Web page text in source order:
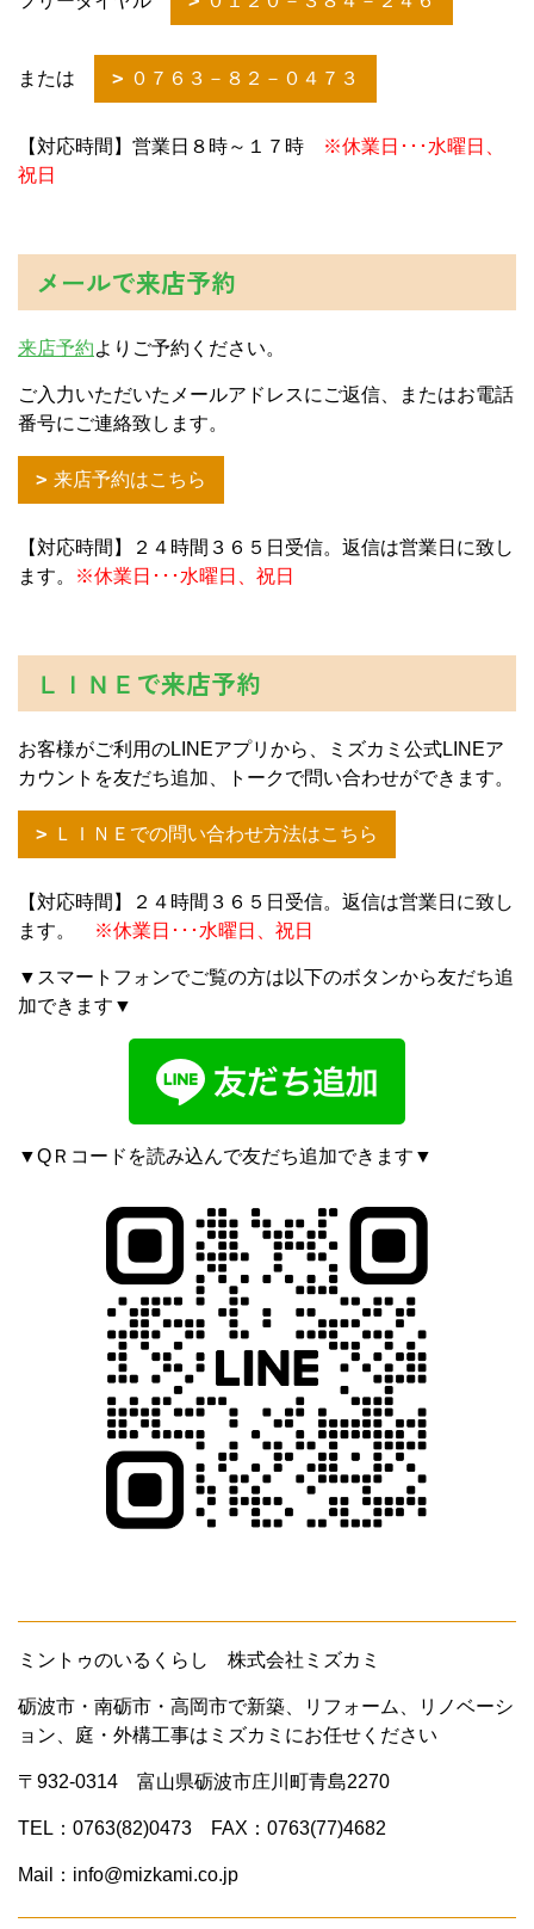
または ０７６３－８２－０４７３
【対応時間】営業日８時～１７時
※休業日･･･水曜日、
祝日
メールで来店予約
来店予約よりご予約ください。
ご入力いただいたメールアドレスにご返信、またはお電話
番号にご連絡致します。
来店予約はこちら
【対応時間】２４時間３６５日受信。返信は営業日に致し
ます。
※休業日･･･水曜日、祝日
ＬＩＮＥで来店予約
お客様がご利用のLINEアプリから、ミズカミ公式LINEア
カウントを友だち追加、トークで問い合わせができます。
ＬＩＮＥでの問い合わせ方法はこちら
【対応時間】２４時間３６５日受信。返信は営業日に致し
ます。
※休業日･･･水曜日、祝日
▼スマートフォンでご覧の方は以下のボタンから友だち追
加できます▼
▼QＲコードを読み込んで友だち追加できます▼
ミントゥのいるくらし 株式会社ミズカミ
砺波市・南砺市・高岡市で新築、リフォーム、リノベーシ
ョン、庭・外構工事はミズカミにお任せください
〒932-0314 富山県砺波市庄川町青島2270
TEL：0763(82)0473 FAX：0763(77)4682
Mail：info@mizkami.co.jp